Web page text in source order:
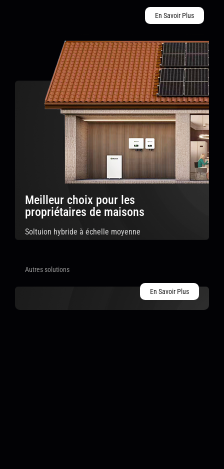
En Savoir Plus
Meilleur choix pour les
propriétaires de maisons
Soltuion hybride à échelle moyenne
Autres solutions
En Savoir Plus